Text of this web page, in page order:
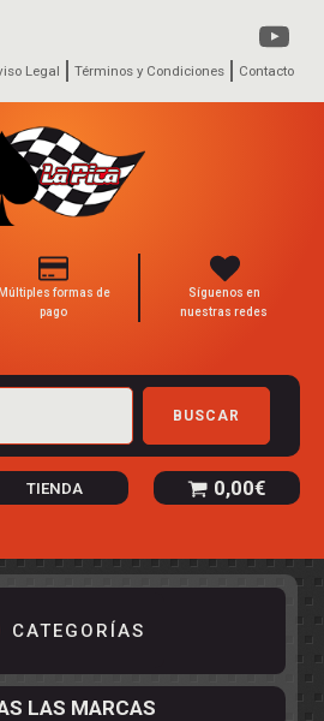
Legal Términos y Condiciones Contacto
Múltiples formas de
pago
Síguenos en
nuestras redes
BUSCAR
TIENDA 0,00€
CATEGORÍAS
LAS MARCAS